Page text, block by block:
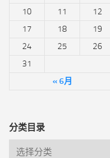
« 6月
10
11 12
17
18 19
24
25 26
31
分类目录